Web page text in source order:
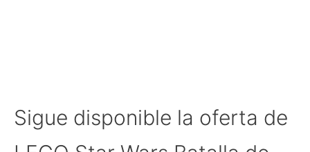
Sigue disponible la oferta de